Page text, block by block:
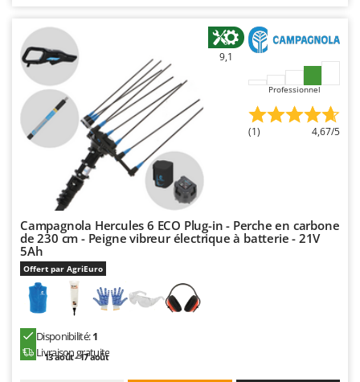
9,1
Professionnel
(1) 4,67/5
Campagnola Hercules 6 ECO Plug-in - Perche en carbone
de 230 cm - Peigne vibreur électrique à batterie - 21V
5Ah
Offert par AgriEuro
Disponibilité:1
Livraison gratuite
13 août - 17 août